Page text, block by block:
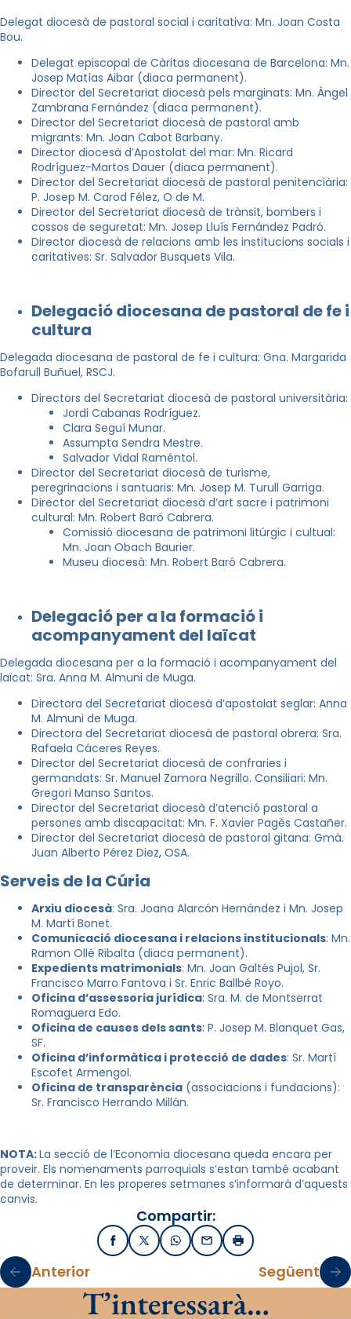
Delegat diocesà de pastoral social i caritativa: Mn. Joan Costa
Bou.
Delegat episcopal de Càritas diocesana de Barcelona: Mn.
Josep Matías Aibar (diaca permanent).
Director del Secretariat diocesà pels marginats: Mn. Àngel
Zambrana Fernández (diaca permanent).
Director del Secretariat diocesà de pastoral amb
migrants: Mn. Joan Cabot Barbany.
Director diocesà d’Apostolat del mar: Mn. Ricard
Rodríguez-Martos Dauer (diaca permanent).
Director del Secretariat diocesà de pastoral penitenciària:
P. Josep M. Carod Félez, O de M.
Director del Secretariat diocesà de trànsit, bombers i
cossos de seguretat: Mn. Josep Lluís Fernández Padró.
Director diocesà de relacions amb les institucions socials i
caritatives: Sr. Salvador Busquets Vila.
Delegació diocesana de pastoral de fe i
cultura
Delegada diocesana de pastoral de fe i cultura: Gna. Margarida
Bofarull Buñuel, RSCJ.
Directors del Secretariat diocesà de pastoral universitària:
Jordi Cabanas Rodríguez.
Clara Seguí Munar.
Assumpta Sendra Mestre.
Salvador Vidal Raméntol.
Director del Secretariat diocesà de turisme,
peregrinacions i santuaris: Mn. Josep M. Turull Garriga.
Director del Secretariat diocesà d’art sacre i patrimoni
cultural: Mn. Robert Baró Cabrera.
Comissió diocesana de patrimoni litúrgic i cultual:
Mn. Joan Obach Baurier.
Museu diocesà: Mn. Robert Baró Cabrera.
Delegació per a la formació i
acompanyament del laïcat
Delegada diocesana per a la formació i acompanyament del
laïcat: Sra. Anna M. Almuni de Muga.
Directora del Secretariat diocesà d’apostolat seglar: Anna
M. Almuni de Muga.
Directora del Secretariat diocesà de pastoral obrera: Sra.
Rafaela Cáceres Reyes.
Director del Secretariat diocesà de confraries i
germandats: Sr. Manuel Zamora Negrillo. Consiliari: Mn.
Gregori Manso Santos.
Director del Secretariat diocesà d’atenció pastoral a
persones amb discapacitat: Mn. F. Xavier Pagès Castañer.
Director del Secretariat diocesà de pastoral gitana: Gmà.
Juan Alberto Pérez Diez, OSA.
Serveis de la Cúria
Arxiu diocesà: Sra. Joana Alarcón Hernández i Mn. Josep
M. Martí Bonet.
Comunicació diocesana i relacions institucionals: Mn.
Ramon Ollé Ribalta (diaca permanent).
Expedients matrimonials: Mn. Joan Galtés Pujol, Sr.
Francisco Marro Fantova i Sr. Enric Ballbé Royo.
Oficina d’assessoria jurídica: Sra. M. de Montserrat
Romaguera Edo.
Oficina de causes dels sants: P. Josep M. Blanquet Gas,
SF.
Oficina d’informàtica i protecció de dades: Sr. Martí
Escofet Armengol.
Oficina de transparència (associacions i fundacions):
Sr. Francisco Herrando Millán.
NOTA:La secció de l’Economia diocesana queda encara per
proveir. Els nomenaments parroquials s’estan també acabant
de determinar. En les properes setmanes s’informarà d’aquests
canvis.
Compartir:
FacebookX / TwitterWhatsApp
EmailImprimir
Anterior Següent
T’interessarà…